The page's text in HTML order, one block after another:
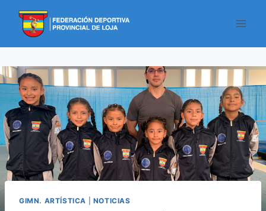
GIMN. ARTÍSTICA NOTICIAS